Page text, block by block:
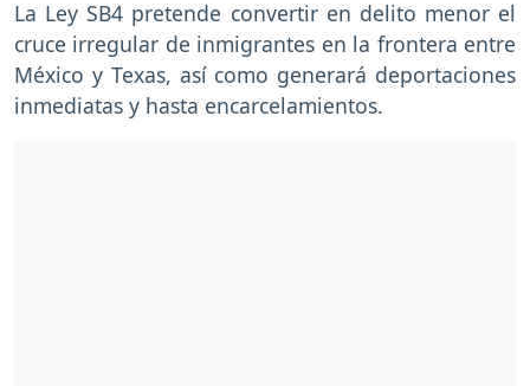
La Ley SB4 pretende convertir en delito menor el
cruce irregular de inmigrantes en la frontera entre
México y Texas, así como generará deportaciones
inmediatas y hasta encarcelamientos.